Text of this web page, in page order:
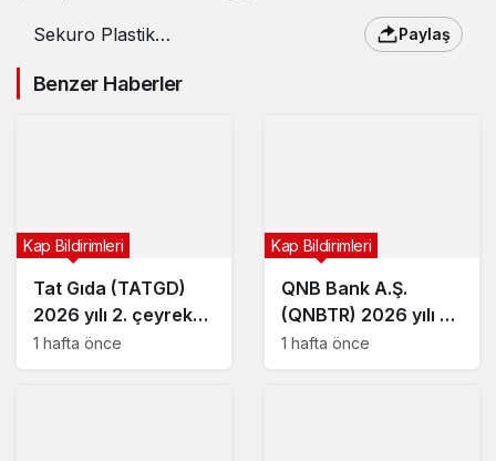
Sekuro Plastik
artırımı kararını iptal
Paylaş
Benzer Haberler
Tat Gıda (TATGD)
2026 yılı 2. çeyrek
bilançosunu açıkladı
Kap Bildirimleri
1 hafta önce
QNB Bank A.Ş.
(QNBTR) 2026 yılı 2.
çeyrek bilançosunu
Kap Bildirimleri
1 hafta önce